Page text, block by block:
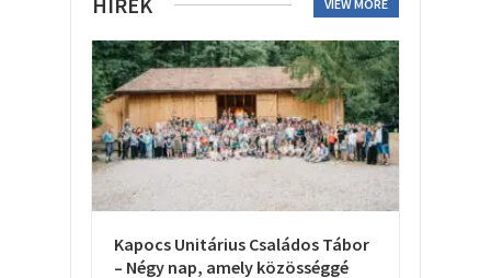
VIEW MORE
Kapocs Unitárius Családos Tábor
– Négy nap, amely közösséggé